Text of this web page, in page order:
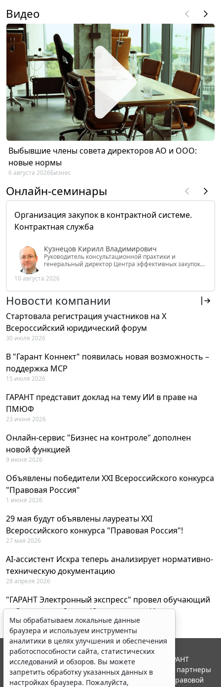
Видео
Выбывшие члены совета директоров АО и ООО:
новые нормы
6 августа 2026Бизнес
Онлайн-семинары
Организация закупок в контрактной системе.
Контрактная служба
Кузнецов Кирилл Владимирович
Руководитель консультационной практики и
генеральный директор Центра эффективных закупок
РФ
10 августа 2026
Новости компании
Стартовала регистрация участников на X
Всероссийский юридический форум
30 июля 2026
В "Гарант Коннект" появилась новая возможность –
поддержка MCP
15 июля 2026
ГАРАНТ представит доклад на тему ИИ в праве на
ПМЮФ
23 июня 2026
Онлайн-сервис "Бизнес на контроле" дополнен
новой функцией
9 июня 2026
Объявлены победители XXI Всероссийского конкурса
"Правовая Россия"
1 июня 2026
29 мая будут объявлены лауреаты XXI
Всероссийского конкурса "Правовая Россия"!
27 мая 2026
AI-ассистент Искра теперь анализирует нормативно-
техническую документацию
28 апреля 2026
"ГАРАНТ Электронный экспресс" провел обучающий
вебинар по работе с AI-ассистентом Искра
23 апреля 2026
Мы обрабатываем локальные данные
браузера и используем инструменты
аналитики в целях улучшения и обеспечения
работоспособности сайта, статистических
исследований и обзоров. Вы можете
запретить обработку указанных данных в
настройках браузера. Пожалуйста,
© ООО "НПП "ГАРАНТ-СЕРВИС", 2026. Система ГАРАНТ
выпускается с 1990 года. Компания "Гарант" и ее партнеры
являются участниками Российской ассоциации правовой